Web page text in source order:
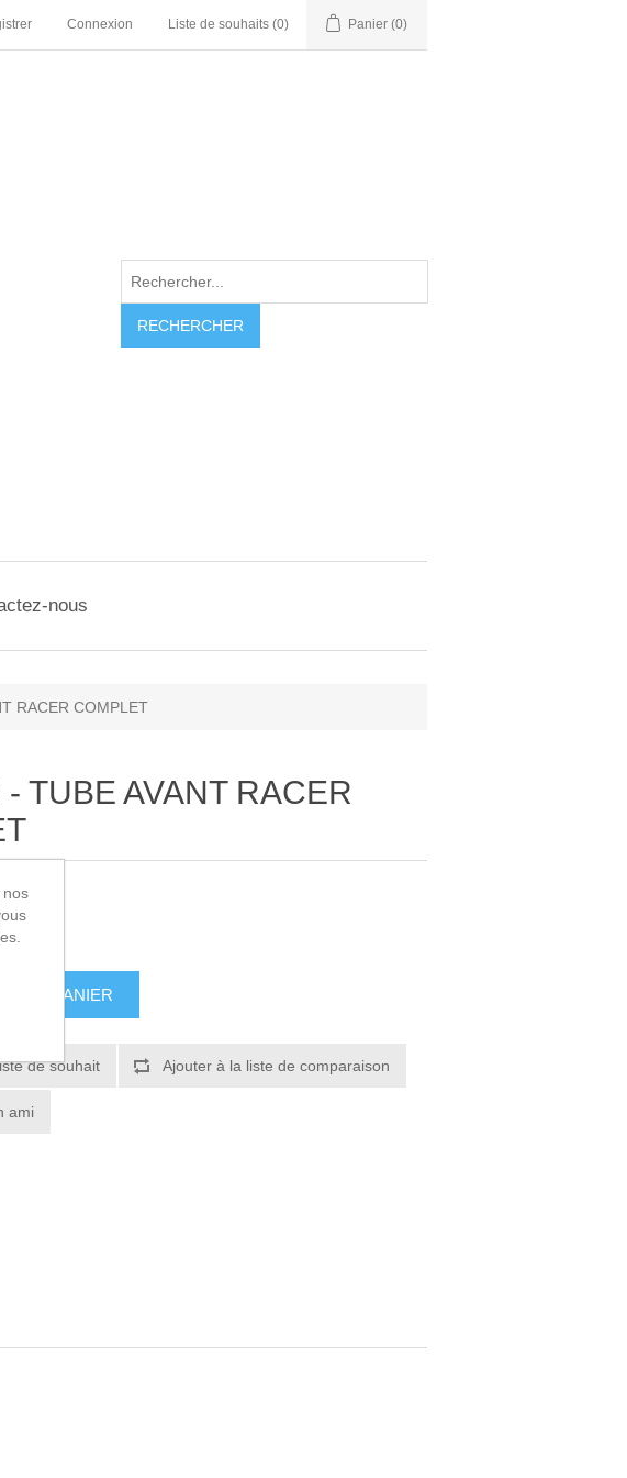
Connexion Liste de souhaits (0) Panier (0)
RECHERCHER
nous
RACER COMPLET
TUBE AVANT RACER
AU PANIER
de souhait Ajouter à la liste de comparaison
ami
nos